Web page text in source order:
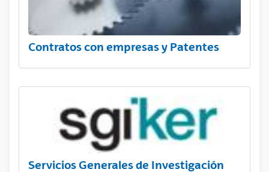
Contratos con empresas y Patentes
Servicios Generales de Investigación